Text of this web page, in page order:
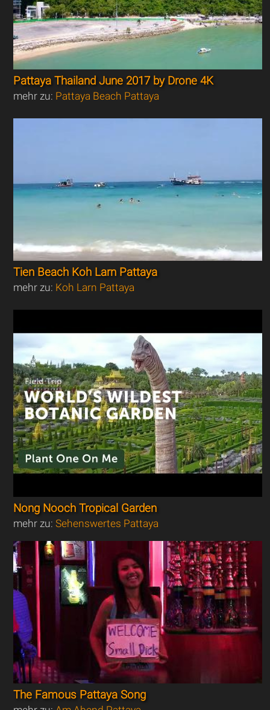
Pattaya Thailand June 2017 by Drone 4K
mehr zu: Pattaya Beach Pattaya
Tien Beach Koh Larn Pattaya
mehr zu: Koh Larn Pattaya
Nong Nooch Tropical Garden
mehr zu:Sehenswertes Pattaya
The Famous Pattaya Song